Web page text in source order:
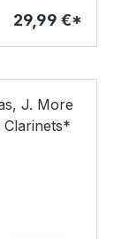
f-Moll-
incl. 3
along
29,99 €*